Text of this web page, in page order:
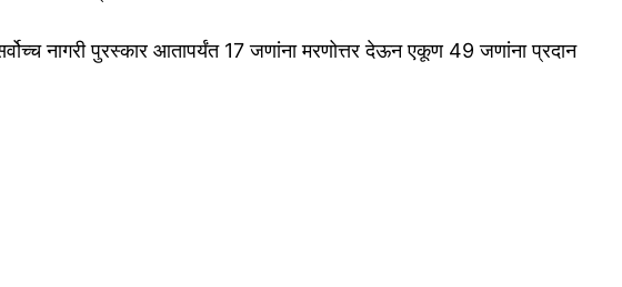
नागरी पुरस्कार आतापर्यंत 17 जणांना मरणोत्तर देऊन एकूण 49 जणांना प्रदान